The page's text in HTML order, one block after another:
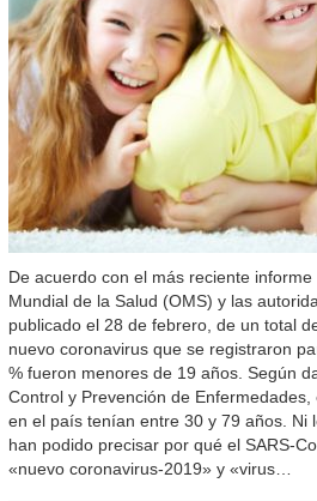
De acuerdo con el más reciente
Mundial de la Salud (OMS) y las
publicado el 28 de febrero, de un total
nuevo coronavirus que se registraron
% fueron menores de 19 años. Según
Control y Prevención de
en el país tenían entre 30 y 79 años. Ni
han podido precisar por qué el SARS-
«nuevo coronavirus-2019» y «virus…